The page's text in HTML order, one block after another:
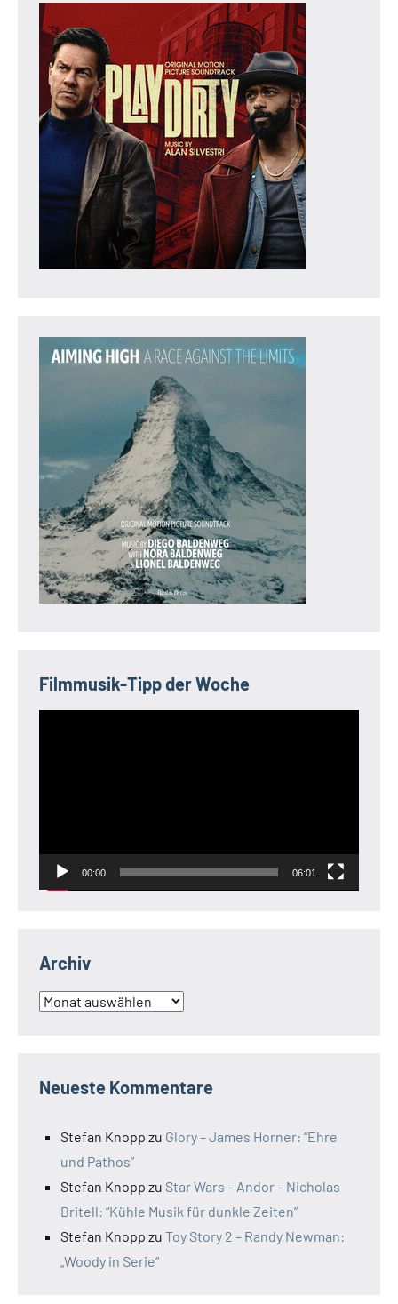
Filmmusik-Tipp der Woche
00:00 06:01
Archiv
Archiv
Neueste Kommentare
Stefan Knopp zu Glory – James Horner: “Ehre
und Pathos”
Stefan Knopp zu Star Wars – Andor – Nicholas
Britell: “Kühle Musik für dunkle Zeiten”
Stefan Knopp zu Toy Story 2 – Randy Newman:
„Woody in Serie“